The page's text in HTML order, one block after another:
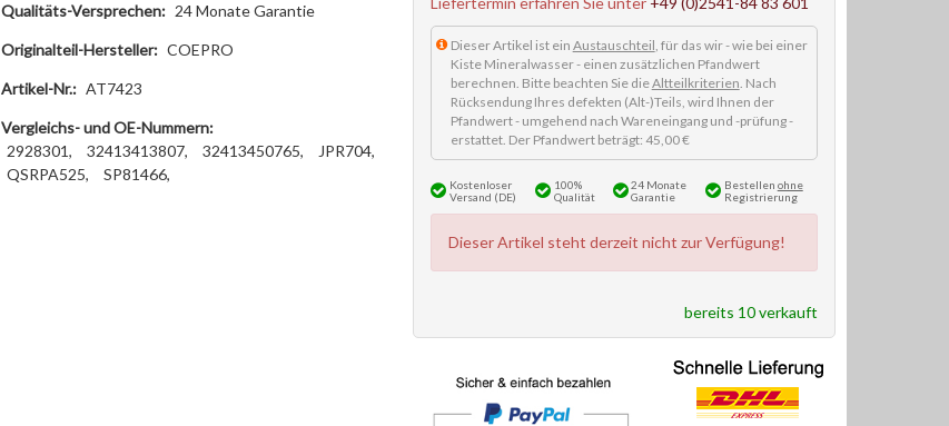
Qualitäts-Versprechen: 24 Monate Garantie
Originalteil-Hersteller: COEPRO
Artikel-Nr.: AT7423
Vergleichs- und OE-Nummern:
2928301,
32413413807, 32413450765,
JPR704,
QSRPA525,
SP81466,
Dieser Artikel ist ein Austauschteil, für das wir - wie bei einer
Kiste Mineralwasser - einen zusätzlichen Pfandwert
berechnen. Bitte beachten Sie dieAltteilkriterien. Nach
Rücksendung Ihres defekten (Alt-)Teils, wird Ihnen der
Pfandwert - umgehend nach Wareneingang und -prüfung -
erstattet. Der Pfandwert beträgt: 45,00 €
Kostenloser
Versand (DE)
100%
Qualität
24 Monate
Garantie
Bestellen ohne
Registrierung
Dieser Artikel steht derzeit nicht zur Verfügung!
bereits 10 verkauft